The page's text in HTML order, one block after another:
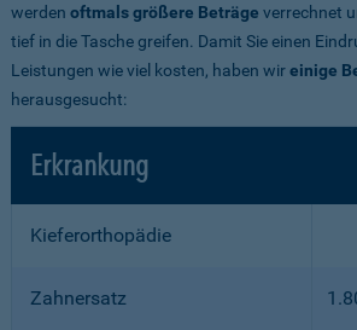
werden oftmals größere Beträge verrechnet
tief in die Tasche greifen. Damit Sie einen
Leistungen wie viel kosten, haben wireinige
herausgesucht:
Erkrankung
Kieferorthopädie
Zahnersatz